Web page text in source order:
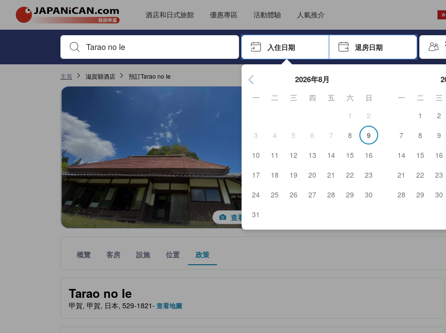
酒店和日式旅館 優惠專區 活動體驗 人氣推介
首先輸入住宿名稱或關鍵字搜尋，並使用箭頭鍵或 Tab鍵尋找，再按Enter鍵選擇
入住日期 退房日期
按Enter鍵開始瀏覽日期選擇器，並使用方向鍵瀏覽入住和退房日
2026年8月
一 二 三 四 五 六
日
1
2
3
4 5 6 7 8
9
10
11 12 13 14 15
16
17
18 19 20 21 22
23
24
25 26 27 28 29
30
31
一 二 三
1
2
7
8 9
14
15 16
21
22 23
28
29 30
主頁 滋賀縣酒店 預訂Tarao no Ie
查看全部照片
概覽 客房 設施 位置 政策
Tarao no Ie
tooltip
金星評級由夥伴網站提供，反映住客對舒適度及設施服務等的預期。
甲賀, 甲賀, 日本, 529-1821- 查看地圖